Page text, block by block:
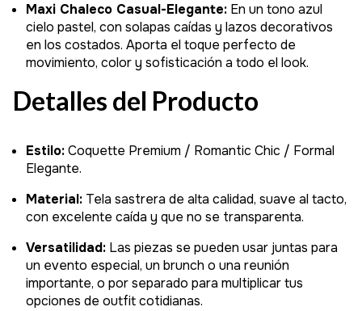
Maxi Chaleco Casual-Elegante: En un tono azul
cielo pastel, con solapas caídas y lazos decorativos
en los costados. Aporta el toque perfecto de
movimiento, color y sofisticación a todo el look.
Detalles del Producto
Estilo:Coquette Premium / Romantic Chic / Formal
Elegante.
Material: Tela sastrera de alta calidad, suave al tacto,
con excelente caída y que no se transparenta.
Versatilidad: Las piezas se pueden usar juntas para
un evento especial, un brunch o una reunión
importante, o por separado para multiplicar tus
opciones de outfit cotidianas.